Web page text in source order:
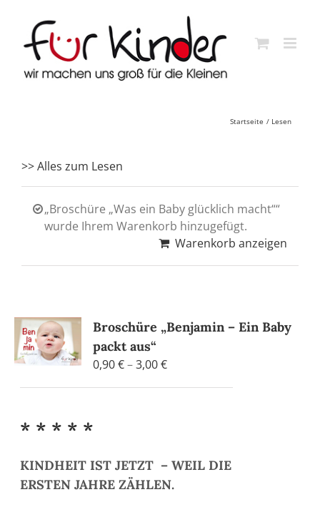
content
Startseite Lesen
>> Alles zum Lesen
„Broschüre „Was ein Baby glücklich macht““
wurde Ihrem Warenkorb hinzugefügt.
Warenkorb anzeigen
Broschüre „Benjamin – Ein Baby
packt aus“
0,90€–3,00€Preisspanne:
* * * * *
KINDHEIT IST JETZT – WEIL DIE
ERSTEN JAHRE ZÄHLEN.